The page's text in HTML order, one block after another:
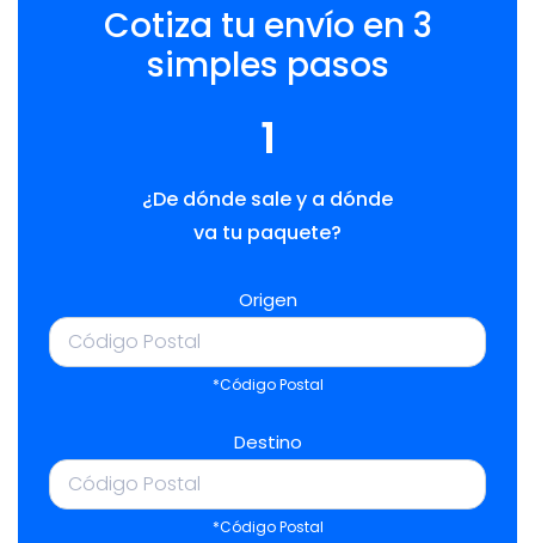
Cotiza tu envío en 3
simples pasos
1
¿De dónde sale y a dónde
va tu paquete?
Origen
*Código Postal
Destino
*Código Postal